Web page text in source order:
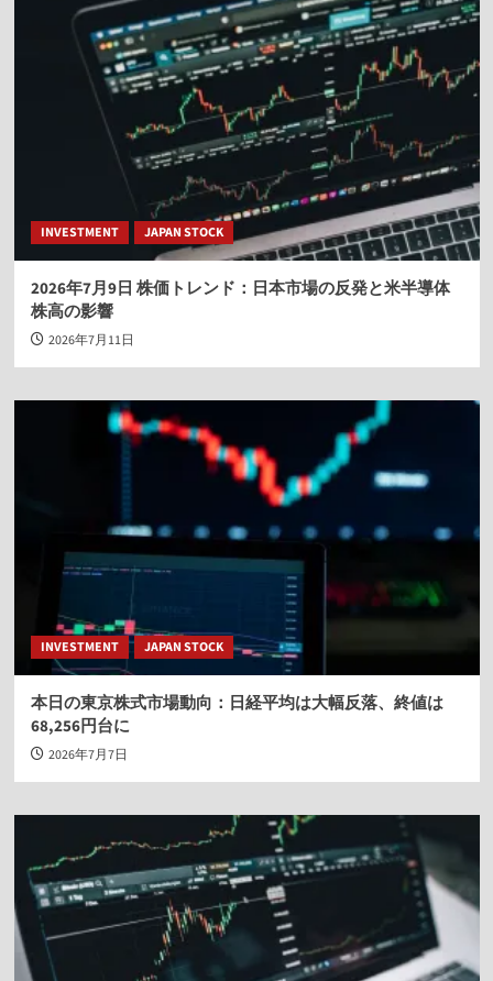
INVESTMENT JAPAN STOCK
2026年7月9日 株価トレンド：日本市場の反発と米半導体
株高の影響
2026年7月11日
INVESTMENT JAPAN STOCK
本日の東京株式市場動向：日経平均は大幅反落、終値は
68,256円台に
2026年7月7日